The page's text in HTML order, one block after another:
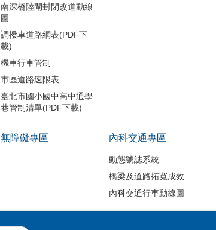
南深橋陸閘封閉改道動線
圖
調撥車道路網表(PDF下
載)
機車行車管制
市區道路速限表
臺北市國小國中高中通學
巷管制清單(PDF下載)
無障礙專區 內科交通專區
動態號誌系統
橋梁及道路拓寬成效
內科交通行車動線圖